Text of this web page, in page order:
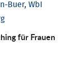
Buer, WbI
für Frauen